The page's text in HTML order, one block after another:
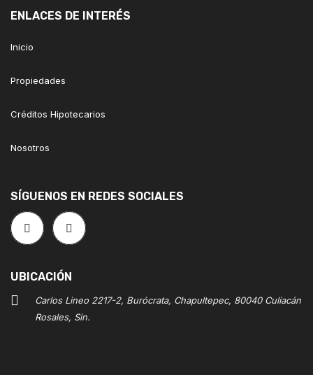
ENLACES DE INTERÉS
Inicio
Propiedades
Créditos Hipotecarios
Nosotros
SÍGUENOS EN REDES SOCIALES
UBICACIÓN
Carlos Lineo 2217-2, Burócrata, Chapultepec, 80040 Culiacán
Rosales, Sin.